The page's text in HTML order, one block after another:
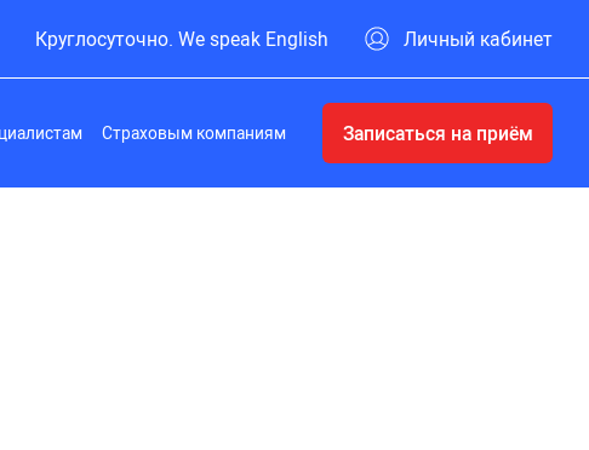
Круглосуточно. We speak English Личный кабинет
Страховым компаниям Записаться на приём